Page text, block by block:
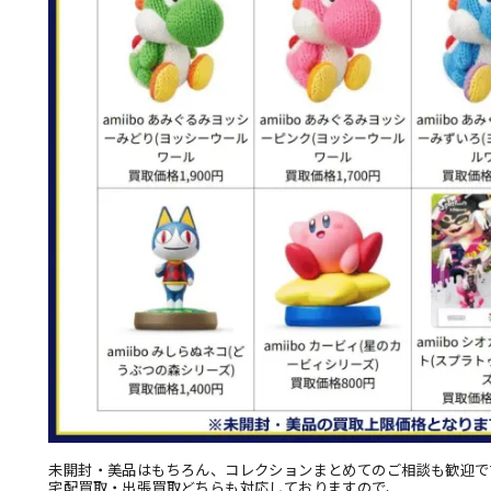
未開封・美品はもちろん、コレクションまとめてのご相談も歓迎